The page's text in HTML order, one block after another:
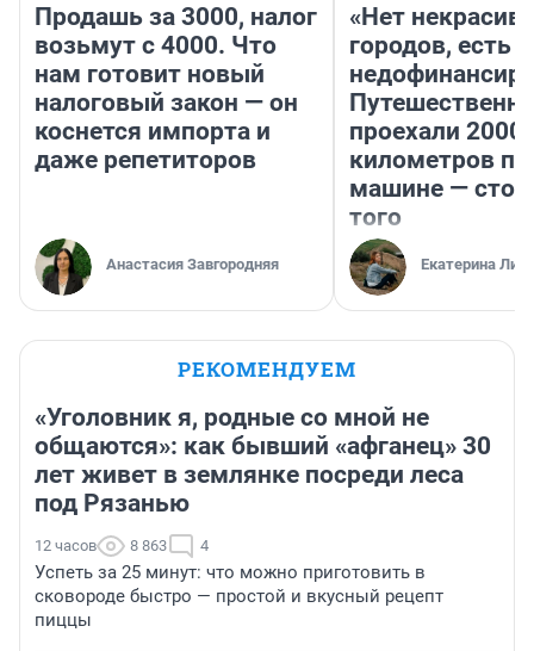
Продашь за 3000, налог
возьмут с 4000. Что
нам готовит новый
налоговый закон — он
коснется импорта и
даже репетиторов
Анастасия Завгородняя
«Нет
городов, есть
проехали 2000
километров по
машине —
того
Екатерина
РЕКОМЕНДУЕМ
«Уголовник я, родные со мной не
общаются»: как бывший «афганец» 30
лет живет в землянке посреди леса
под Рязанью
12 часов 8 863 4
Успеть за 25 минут: что можно приготовить в
сковороде быстро — простой и вкусный рецепт
пиццы